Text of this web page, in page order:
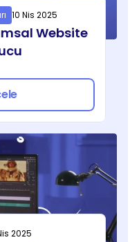
10 Nis 2025
Website
2025